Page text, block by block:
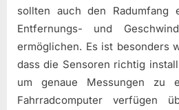
sollten auch den Radumfang
Entfernungs- und
ermöglichen. Es ist besonders
dass die Sensoren richtig
um genaue Messungen zu
Fahrradcomputer verfügen